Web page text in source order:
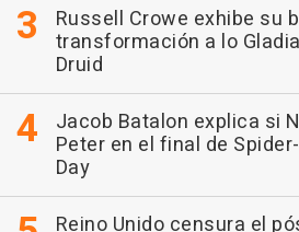
Russell Crowe exhibe su
transformación a lo
Druid
Jacob Batalon explica si
Peter en el final de
Day
Reino Unido censura el